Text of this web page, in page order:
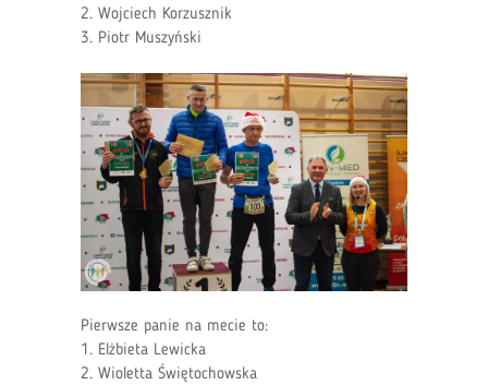
2. Wojciech Korzusznik
3. Piotr Muszyński
Pierwsze panie na mecie to:
1. Elżbieta Lewicka
2. Wioletta Świętochowska